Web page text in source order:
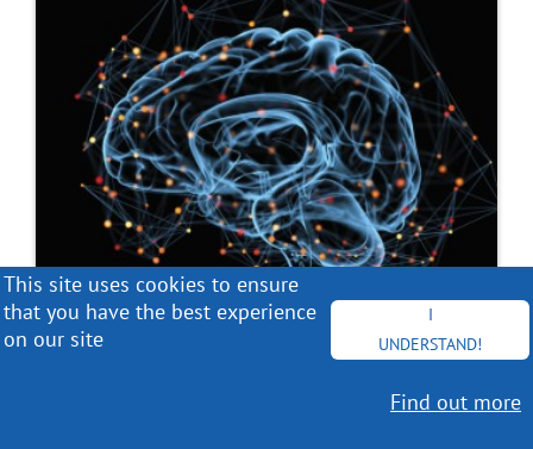
This site uses cookies to ensure
that you have the best experience
on our site
I
UNDERSTAND!
Find out more